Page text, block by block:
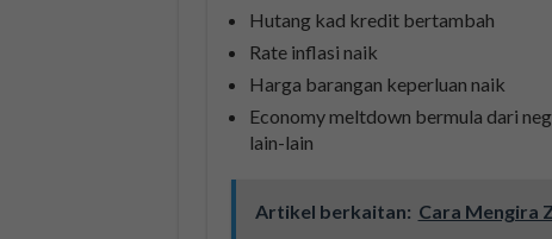
Hutang kad kredit bertambah
Rate inflasi naik
Harga barangan keperluan naik
Economy meltdown bermula dari
lain-lain
Artikel berkaitan: Cara Mengira